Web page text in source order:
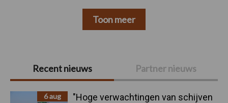
Primaire
Sidebar
Recent nieuws Partner nieuws
6 aug
"Hoge verwachtingen van schijven
Toon meer